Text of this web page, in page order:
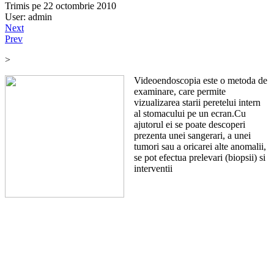
Trimis pe 22 octombrie 2010
User: admin
Next
Prev
>
Videoendoscopia este o metoda de
examinare, care permite
vizualizarea starii peretelui intern
al stomacului pe un ecran.Cu
ajutorul ei se poate descoperi
prezenta unei sangerari, a unei
tumori sau a oricarei alte anomalii,
se pot efectua prelevari (biopsii) si
interventii